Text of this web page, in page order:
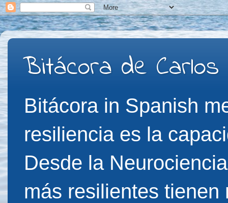
Bitácora de Carlos
Bitácora in Spanish
resiliencia es la
Desde la
más resilientes